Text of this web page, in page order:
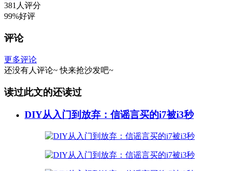
381人评分
99%好评
评论
更多评论
还没有人评论~ 快来抢沙发吧~
读过此文的还读过
DIY从入门到放弃：信谣言买的i7被i3秒